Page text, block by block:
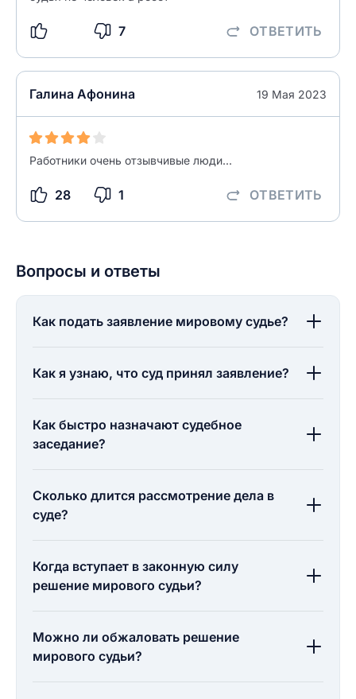
7 ОТВЕТИТЬ
Галина Афонина 19 Мая 2023
Работники очень отзывчивые люди...
28 1 ОТВЕТИТЬ
ОСТАВИТЬ ОТЗЫВ
Вопросы и ответы
Как подать заявление мировому судье?
Как я узнаю, что суд принял заявление?
Как быстро назначают судебное
заседание?
Сколько длится рассмотрение дела в
суде?
Когда вступает в законную силу
решение мирового судьи?
Можно ли обжаловать решение
мирового судьи?